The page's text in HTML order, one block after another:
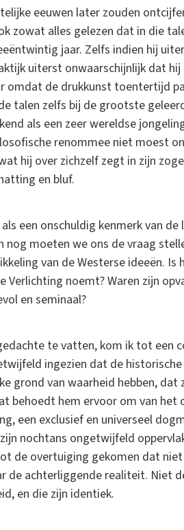
eeuwen later zouden
zowat alles gelezen dat in die
jaar. Zelfs indien hij
uiterst onwaarschijnlijk dat
omdat de drukkunst toentertijd
talen zelfs bij de grootste
als een zeer wereldse
renommee niet moest
hij over zichzelf zegt in zijn
en bluf.
een onschuldig kenmerk van
nog moeten we ons de vraag
van de Westerse ideeën.
Verlichting noemt? Waren zijn
en seminaal?
te vatten, kom ik tot een
ingezien dat de
grond van waarheid hebben, dat
behoedt hem ervoor om van het
een exclusief en universeel
nochtans ongetwijfeld
de overtuiging gekomen dat
de achterliggende realiteit. Niet
en die zijn identiek.